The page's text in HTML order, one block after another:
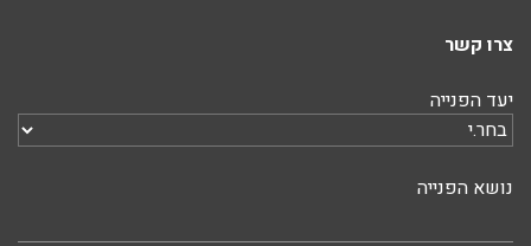
צרו קשר
יעד הפנייה
נושא הפנייה